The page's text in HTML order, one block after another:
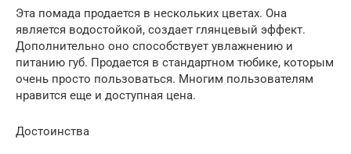
Эта помада продается в нескольких цветах. Она
является водостойкой, создает глянцевый эффект.
Дополнительно оно способствует увлажнению и
питанию губ. Продается в стандартном тюбике, которым
очень просто пользоваться. Многим пользователям
нравится еще и доступная цена.
Достоинства